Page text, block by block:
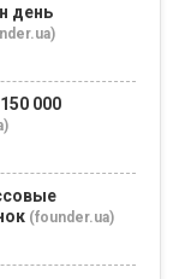
день
000
(founder.ua)